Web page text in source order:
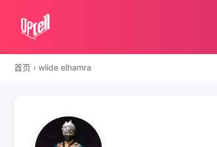
首页 › wlide elhamra